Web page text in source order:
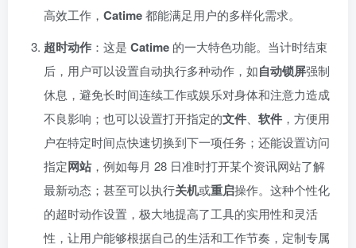
高效工作， Catime都能满足用户的多样化需求。
超时动作 ：这是 Catime 的一大特色功能。当计时结束
后，用户可以设置自动执行多种动作，如自动锁屏强制
休息，避免长时间连续工作或娱乐对身体和注意力造成
不良影响；也可以设置打开指定的文件 软件 ，方便用
户在特定时间点快速切换到下一项任务；还能设置访问
指定网站，例如每月 28 日准时打开某个资讯网站了解
最新动态；甚至可以执行关机或重启操作。这种个性化
的超时动作设置，极大地提高了工具的实用性和灵活
性，让用户能够根据自己的生活和工作节奏，定制专属